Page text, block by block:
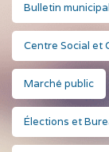
Bulletin municipal
Centre Social et
Marché public
Élections et